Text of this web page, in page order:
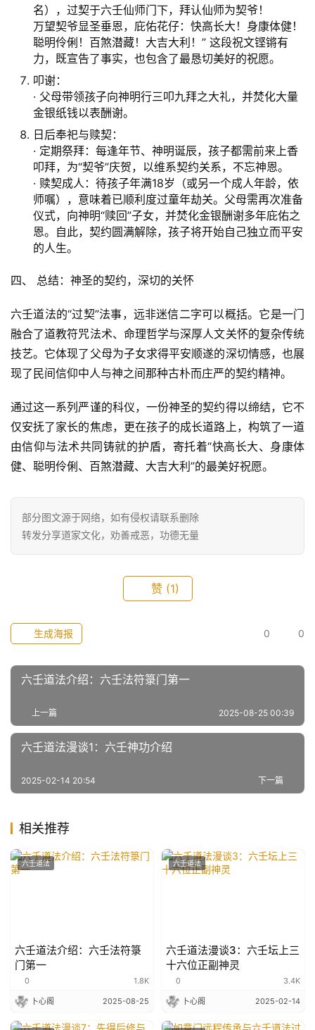
名），过契于六壬仙师门下，拜认仙师为契爷！
万望契爷显圣垂恩，庇佑花仔：快高长大！身康体健！
聪明伶俐！百煞潜藏！大吉大利！” 这段祝文铿锵有
力，既宣告了事实，也包含了最恳切美好的祝愿。
叩谢：
· 父母带领孩子向神明行三叩九拜之大礼，并焚化大量
金银纸钱以表酬谢。
日后奉祀与赎契：
· 定期祭拜：每逢年节、神明诞辰，孩子都需前来上香
叩拜，为“契爷”庆贺，以维系契约关系，不忘神恩。
· 赎契成人：待孩子年满18岁（或另一个成人年龄，依
师嘱），意味着已顺利度过童年劫关。父母需再次准备
仪式，向神明“赎回”子女，并焚化金银酬谢多年庇佑之
恩。自此，契约圆满解除，孩子将开始自己独立而平安
的人生。
四、 总结：神圣的契约，深切的关怀
六壬道法的“过契”法事，远非迷信二字可以概括。它是一门
融合了道教符咒法术、命理哲学与深厚人文关怀的复杂传统
技艺。它体现了父母为子女求得平安顺遂的深切情感，也展
现了民间信仰中人与神之间那种古朴而庄严的契约精神。
通过这一系列严谨的科仪，一份神圣的契约得以缔结，它不
仅安抚了家长的焦虑，更在孩子的成长道路上，构筑了一道
由信仰与法术共同铸就的护盾，寄托着“快高长大、身康体
健、聪明伶俐、百煞潜藏、大吉大利”的最美好祝愿。
部分图文源于网络，如有侵权请联系删除
转发分享道家文化，劝善戒恶，功德无量
赞 (1)
0 0
生成海报
六壬道法介绍：六壬法符箓门第一
上一篇 2025-08-25 00:39
六壬道法漫谈1：六壬神功介绍
下一篇
2025-02-14 20:54
相关推荐
六壬道法
六壬道法介绍：六壬法符箓
门第一
0 1.8K
卜心阁 2025-08-25
六壬道法
六壬道法漫谈3：六壬坛上三
十六位正副神灵
0 3.4K
卜心阁 2025-02-14